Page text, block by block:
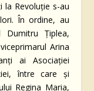
la Revoluţie s-au
În ordine, au
Dumitru Ţiplea,
Arina
ai Asociaţiei
între care şi
Regina Maria,